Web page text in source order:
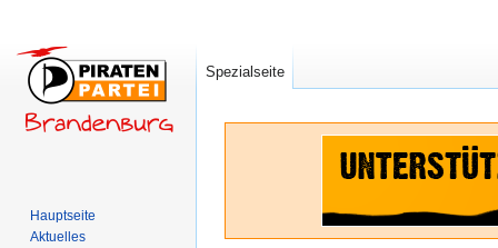
Spezialseite
Hauptseite
Aktuelles